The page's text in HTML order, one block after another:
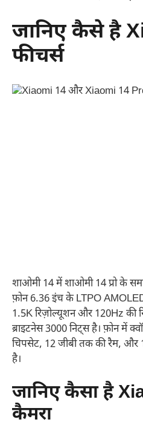
जानिए कैसे है
फीचर्स
शाओमी 14 में शाओमी 14 प्रो के
फ़ोन 6.36 इंच के LTPO
1.5K रिज़ोल्यूशन और 120Hz की
ब्राइटनेस 3000 निट्स है। फ़ोन में
चिपसेट, 12 जीबी तक की रैम, और
है।
जानिए कैसा है
कैमरा